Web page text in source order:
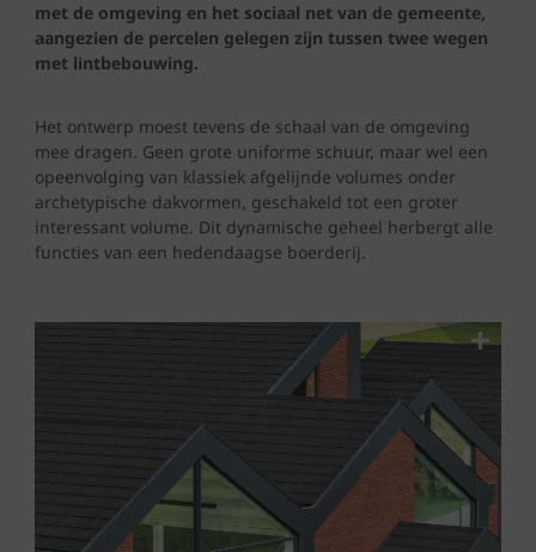
met de omgeving en het sociaal net van de gemeente,
aangezien de percelen gelegen zijn tussen twee wegen
met lintbebouwing.
Het ontwerp moest tevens de schaal van de omgeving
mee dragen. Geen grote uniforme schuur, maar wel een
opeenvolging van klassiek afgelijnde volumes onder
archetypische dakvormen, geschakeld tot een groter
interessant volume. Dit dynamische geheel herbergt alle
functies van een hedendaagse boerderij.